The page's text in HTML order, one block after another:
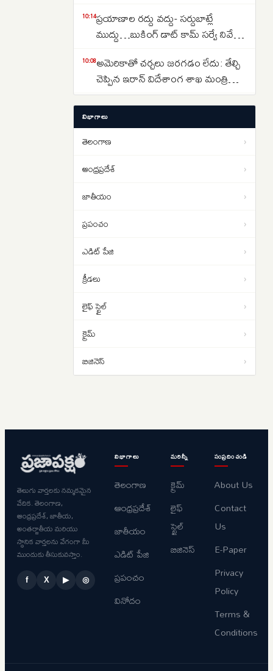
10:14ప్రయాణాల రద్దు వద్దు- సర్దుబాట్లే
ముద్దు…బుకింగ్ డాట్ కామ్ సర్వే నివేదిక
10:08అమెరికాతో చర్చలు జరగడం లేదు: తేల్చి
చెప్పిన ఇరాన్ విదేశాంగ శాఖ మంత్రి
అరాఘ్చీ
09:24హైదరాబాద్ నుంచి విజయవాడకు సీ-ప్లేన్
సేవలు.. హుస్సేన్ సాగర్ నుంచి టేకాఫ్..
ప్రకాశం బ్యారేజీ వద్ద ల్యాండింగ్..
గొడ్డలి పట్టిన అయ్యప్ప భక్తుడు
విభాగాలు
తెలంగాణ ›
ఆంధ్రప్రదేశ్ ›
జాతీయం ›
ప్రపంచం ›
ఎడిట్ పేజి ›
క్రీడలు ›
లైఫ్ స్టైల్ ›
క్రైమ్ ›
బిజినెస్ ›
తెలుగు వార్తలకు నమ్మకమైన
వేదిక. తెలంగాణ,
ఆంధ్రప్రదేశ్, జాతీయ,
అంతర్జాతీయ మరియు
స్థానిక వార్తలను వేగంగా మీ
ముందుకు తీసుకువస్తాం.
f X ▶ ◎
విభాగాలు
తెలంగాణ
ఆంధ్రప్రదేశ్
జాతీయం
ఎడిట్ పేజి
ప్రపంచం
వినోదం
మరిన్నీ
క్రైమ్
లైఫ్
స్టైల్
బిజినెస్
సంప్రదించండి
About Us
Contact
Us
E-Paper
Privacy
Policy
Terms &
Conditions